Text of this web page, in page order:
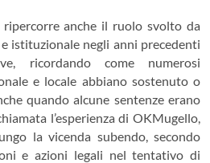
anche il ruolo svolto da
istituzionale negli anni precedenti
ricordando come numerosi
e locale abbiano sostenuto o
quando alcune sentenze erano
l’esperienza di OKMugello,
la vicenda subendo, secondo
e azioni legali nel tentativo di